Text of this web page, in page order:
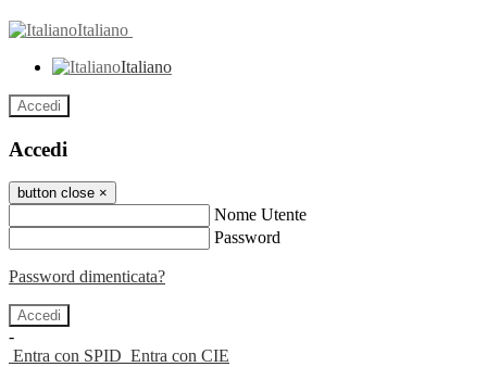
Italiano
Italiano
Accedi
Accedi
button close ×
Nome Utente
Password
Password dimenticata?
-
Entra con SPID Entra con CIE